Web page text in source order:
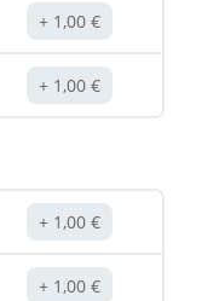
1,00€
1,00€
1,00€
1,00€